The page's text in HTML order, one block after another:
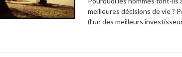
meilleures décisions de vie ?
(l’un des meilleurs